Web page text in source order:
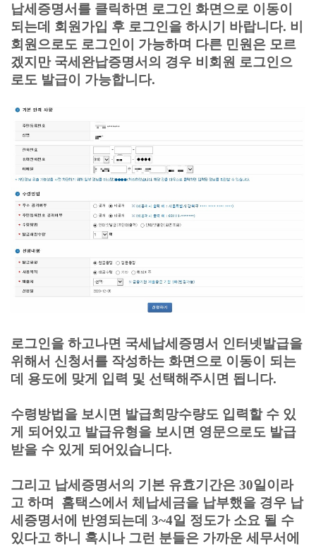
납세증명서를 클릭하면 로그인 화면으로 이동이
되는데 회원가입 후 로그인을 하시기 바랍니다. 비
회원으로도 로그인이 가능하며 다른 민원은 모르
겠지만 국세완납증명서의 경우 비회원 로그인으
로도 발급이 가능합니다.
로그인을 하고나면 국세납세증명서 인터넷발급을
위해서 신청서를 작성하는 화면으로 이동이 되는
데 용도에 맞게 입력 및 선택해주시면 됩니다.
수령방법을 보시면 발급희망수량도 입력할 수 있
게 되어있고 발급유형을 보시면 영문으로도 발급
받을 수 있게 되어있습니다.
그리고 납세증명서의 기본 유효기간은 30일이라
고 하며 홈택스에서 체납세금을 납부했을 경우 납
세증명서에 반영되는데 3~4일 정도가 소요 될 수
있다고 하니 혹시나 그런 분들은 가까운 세무서에